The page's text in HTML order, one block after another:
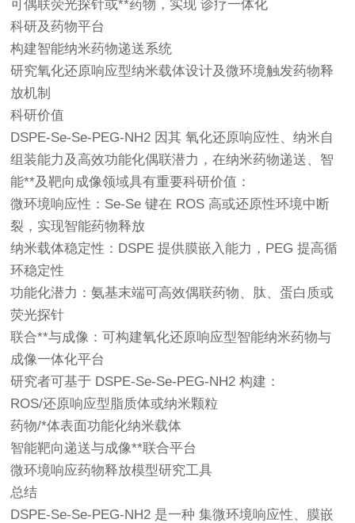
可偶联荧光探针或**药物，实现 诊疗一体化
科研及药物平台
构建智能纳米药物递送系统
研究氧化还原响应型纳米载体设计及微环境触发药物释
放机制
科研价值
DSPE-Se-Se-PEG-NH2 因其 氧化还原响应性、纳米自
组装能力及高效功能化偶联潜力，在纳米药物递送、智
能**及靶向成像领域具有重要科研价值：
微环境响应性：Se-Se 键在 ROS 高或还原性环境中断
裂，实现智能药物释放
纳米载体稳定性：DSPE 提供膜嵌入能力，PEG 提高循
环稳定性
功能化潜力：氨基末端可高效偶联药物、肽、蛋白质或
荧光探针
联合**与成像：可构建氧化还原响应型智能纳米药物与
成像一体化平台
研究者可基于 DSPE-Se-Se-PEG-NH2 构建：
ROS/还原响应型脂质体或纳米颗粒
药物/*体表面功能化纳米载体
智能靶向递送与成像**联合平台
微环境响应药物释放模型研究工具
总结
DSPE-Se-Se-PEG-NH2 是一种 集微环境响应性、膜嵌